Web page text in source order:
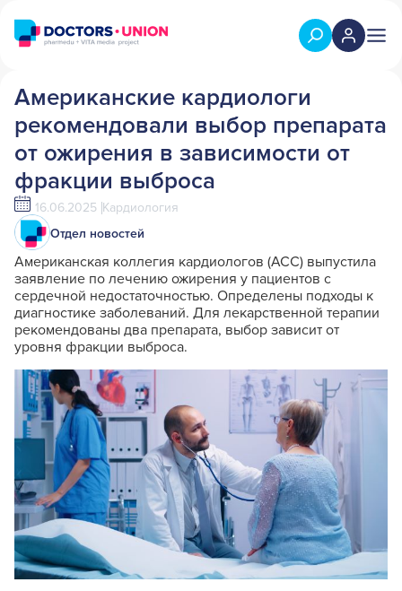
Американские кардиологи
рекомендовали выбор препарата
от ожирения в зависимости от
фракции выброса
16.06.2025 Кардиология
Отдел новостей
Американская коллегия кардиологов (ACC) выпустила
заявление по лечению ожирения у пациентов с
сердечной недостаточностью. Определены подходы к
диагностике заболеваний. Для лекарственной терапии
рекомендованы два препарата, выбор зависит от
уровня фракции выброса.